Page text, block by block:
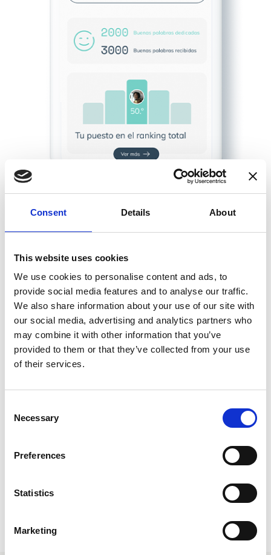
Consent Details About
This website uses cookies
We use cookies to personalise content and ads, to
provide social media features and to analyse our traffic.
We also share information about your use of our site with
our social media, advertising and analytics partners who
may combine it with other information that you’ve
provided to them or that they’ve collected from your use
of their services.
Selection
Necessary
Preferences
Statistics
Marketing
Valores de equipo
Todo a tu alcance
Laudefy App, la web y un potente back office para sacarle el
máximo rendimiento al programa.
Great Place to Work